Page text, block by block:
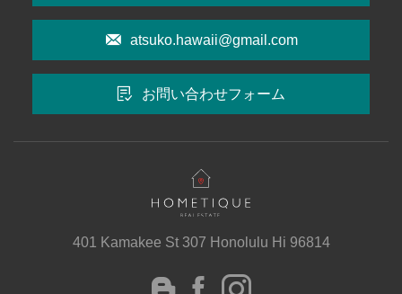
atsuko.hawaii@gmail.com
お問い合わせフォーム
401 Kamakee St 307 Honolulu Hi 96814
Blog Facebookinstagram